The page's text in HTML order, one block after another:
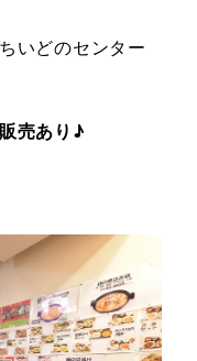
いどのセンター
売あり♪